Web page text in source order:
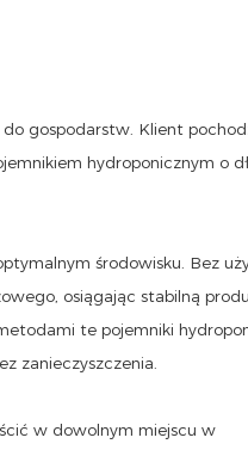
gospodarstw. Klient
hydroponicznym o
środowisku. Bez
osiągając stabilną
te pojemniki
zanieczyszczenia.
w dowolnym miejscu w